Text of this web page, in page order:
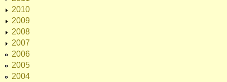
2010
2009
2008
2007
2006
2005
2004